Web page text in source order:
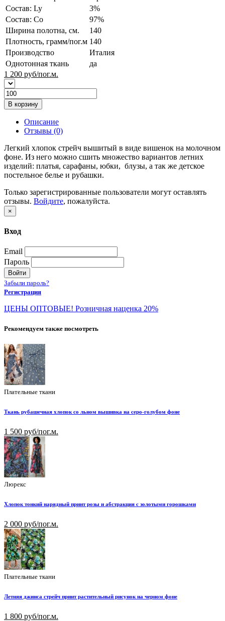
Состав: Ly
3%
Состав: Co
97%
Ширина полотна, см.
140
Плотность, грамм/пог.м 140
Производство
Италия
Однотонная ткань
да
1 200 руб/пог.м.
В корзину
Описание
Отзывы (0)
Легкий хлопок стрейч вышитый в виде вишенок на молочном
фоне. Из него можно сшить множество вариантов летних
изделий: платья, сарафаны, юбки, блузы, а так же детское
постельное белье и рубашки.
Только зарегистрированные пользователи могут оставлять
отзывы. Войдите, пожалуйста.
×
Вход
Email
Пароль
Войти
Забыли пароль?
Регистрация
ЦЕНЫ ОПТОВЫЕ! Розничная наценка 20%
Рекомендуем также посмотреть
Плательные ткани
Ткань рубашечная хлопок со льном вышивка на серо-голубом фоне
1 500 руб/пог.м.
Люрекс
Хлопок тонкий нарядный принт розы и абстракция с золотыми горошками
2 000 руб/пог.м.
Плательные ткани
Летняя джинса стрейч принт растительный рисунок на черном фоне
1 800 руб/пог.м.